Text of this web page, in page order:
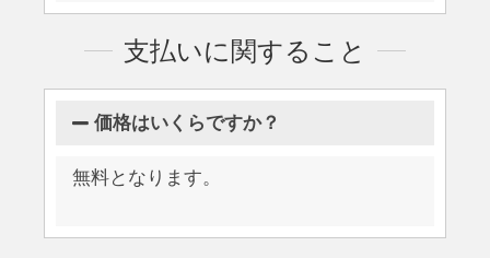
支払いに関すること
価格はいくらですか？
無料となります。